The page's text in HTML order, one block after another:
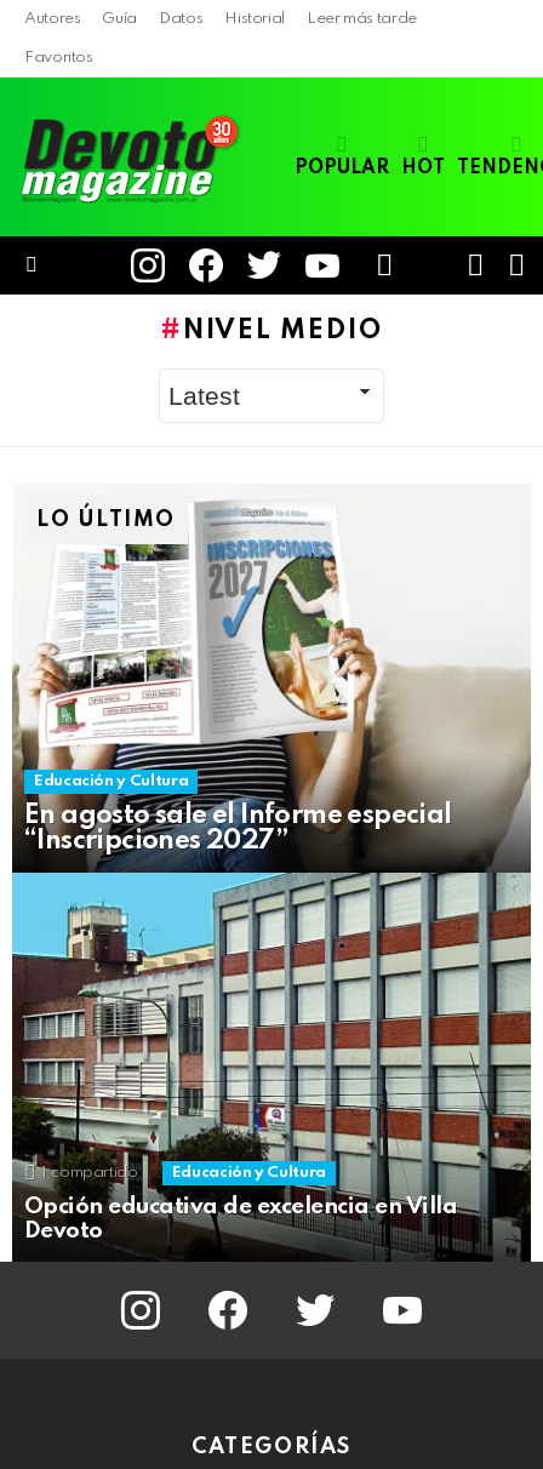
Autores Guía Datos Historial Leer más tarde
Favoritos
POPULAR HOT
instagramfacebooktwitter youtube
SKIN
NIVEL MEDIO
LO ÚLTIMO
Educación y Cultura
En agosto sale el Informe especial
“Inscripciones 2027”
1 compartido Educación y Cultura
Opción educativa de excelencia en Villa
Devoto
instagram facebook twitter youtube
CATEGORÍAS